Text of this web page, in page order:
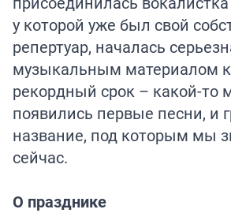
у которой уже был свой
репертуар, началась
музыкальным материалом
рекордный срок – какой-то
появились первые песни, и
название, под которым мы
сейчас.
О празднике